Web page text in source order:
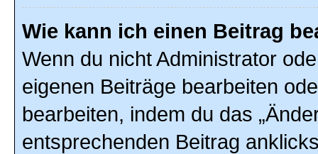
Wie kann ich einen Beitrag
Wenn du nicht Administrator
eigenen Beiträge bearbeiten
bearbeiten, indem du das
entsprechenden Beitrag